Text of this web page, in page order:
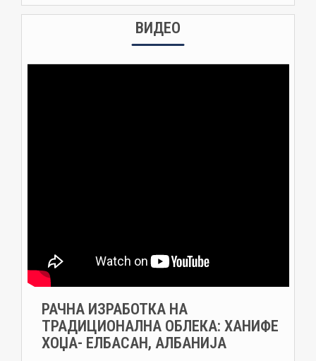
ВИДЕО
РАЧНА ИЗРАБОТКА НА
ТРАДИЦИОНАЛНА ОБЛЕКА: ХАНИФЕ
ХОЏА- ЕЛБАСАН, АЛБАНИЈА